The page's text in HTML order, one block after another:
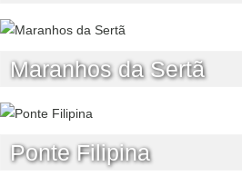
Maranhos da Sertã
Ponte Filipina